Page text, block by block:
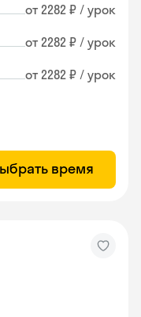
от 2282 ₽ / урок
от 2282 ₽ / урок
от 2282 ₽ / урок
время